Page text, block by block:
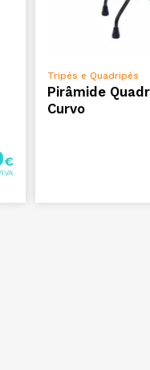
€
Tripés e Quadripés
Pirâmide
Curvo